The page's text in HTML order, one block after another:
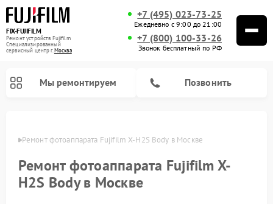
FIX-FUJIFILM
Ремонт устройств Fujifilm
Специализированный
cервисный центр г.Москва
+7 (495) 023-73-25
Ежедневно с 9:00 до 21:00
+7 (800) 100-33-26
Звонок бесплатный по РФ
Мы ремонтируем Позвонить
Ремонт фотоаппарата Fujifilm X-H2S Body в Москве
Ремонт фотоаппарата Fujifilm X-
H2S Body в Москве